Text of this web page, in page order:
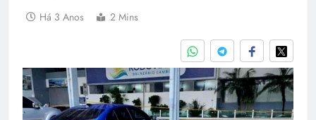
Há 3 Anos 2 Mins